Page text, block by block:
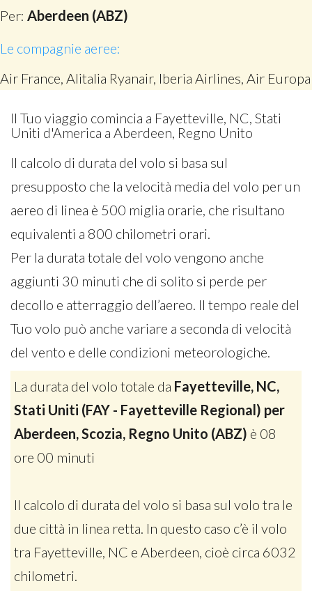
Per: Aberdeen (ABZ)
Le compagnie aeree:
Air France, Alitalia Ryanair, Iberia Airlines, Air Europa
Il Tuo viaggio comincia a Fayetteville, NC, Stati
Uniti d'America a Aberdeen, Regno Unito
Il calcolo di durata del volo si basa sul
presupposto che la velocità media del volo per un
aereo di linea è 500 miglia orarie, che risultano
equivalenti a 800 chilometri orari.
Per la durata totale del volo vengono anche
aggiunti 30 minuti che di solito si perde per
decollo e atterraggio dell’aereo. Il tempo reale del
Tuo volo può anche variare a seconda di velocità
del vento e delle condizioni meteorologiche.
La durata del volo totale da Fayetteville, NC,
Stati Uniti (FAY - Fayetteville Regional) per
Aberdeen, Scozia, Regno Unito (ABZ) è 08
ore 00 minuti
Il calcolo di durata del volo si basa sul volo tra le
due città in linea retta. In questo caso c’è il volo
tra Fayetteville, NC e Aberdeen, cioè circa 6032
chilometri.